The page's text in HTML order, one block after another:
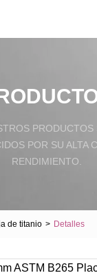
PRODUCTOS
POR SU ALTA
RENDIMIENTO.
de titanio > Detalles